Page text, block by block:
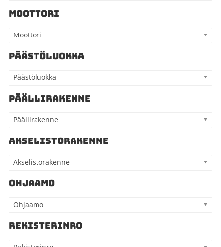
MOOTTORI
Moottori
PÄÄSTÖLUOKKA
Päästöluokka
PÄÄLLIRAKENNE
Päällirakenne
AKSELISTORAKENNE
Akselistorakenne
OHJAAMO
Ohjaamo
REKISTERINRO